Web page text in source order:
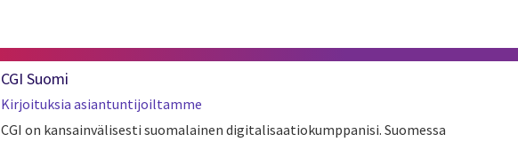
CGI Suomi
Kirjoituksia asiantuntijoiltamme
CGI on kansainvälisesti suomalainen digitalisaatiokumppanisi. Suomessa